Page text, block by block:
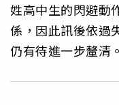
姓高中生的閃避動
係，因此訊後依過
仍有待進一步釐清。